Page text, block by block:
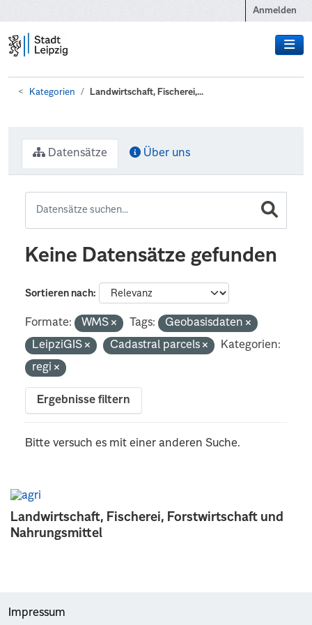
Anmelden
Kategorien Landwirtschaft, Fischerei,...
Landwirtschaft, Fischerei, Forstwirtschaft und
Nahrungsmittel
Datensätze Über uns
Keine Datensätze gefunden
Sortieren nach
Formate: WMS Tags:
Geobasisdaten
LeipziGIS
Cadastral parcels
Kategorien:
regi
Ergebnisse filtern
Bitte versuch es mit einer anderen Suche.
Impressum